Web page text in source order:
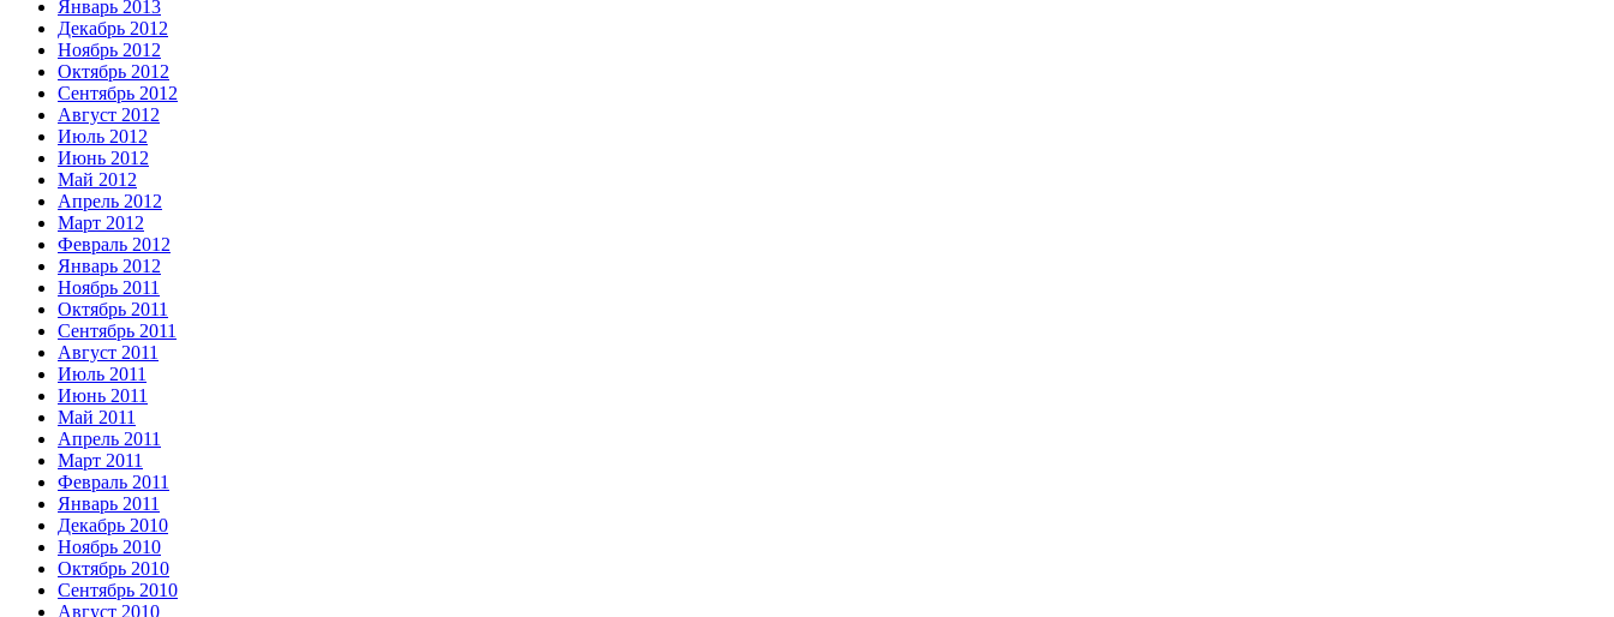
Январь 2013
Декабрь 2012
Ноябрь 2012
Октябрь 2012
Сентябрь 2012
Август 2012
Июль 2012
Июнь 2012
Май 2012
Апрель 2012
Март 2012
Февраль 2012
Январь 2012
Ноябрь 2011
Октябрь 2011
Сентябрь 2011
Август 2011
Июль 2011
Июнь 2011
Май 2011
Апрель 2011
Март 2011
Февраль 2011
Январь 2011
Декабрь 2010
Ноябрь 2010
Октябрь 2010
Сентябрь 2010
Август 2010